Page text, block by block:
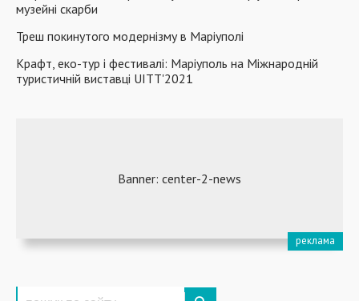
музейні скарби
Треш покинутого модернізму в Маріуполі
Крафт, еко-тур і фестивалі: Маріуполь на Міжнародній
туристичній виставці UITT'2021